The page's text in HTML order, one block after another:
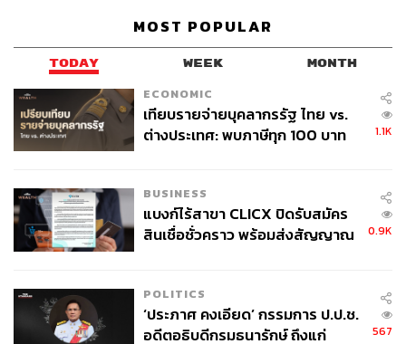
โรโนะ ให้สัมภาษณ์ด้วยความตื้นตันใจ หลังเธอผลักดัน
กฎหมายนี้ผ่านสภาสูงได้สำเร็จ
ภาพ: Spencer Platt / Getty Images
TAGS: StopAsianHate ความเกลียดชัง
อาชญากรรม
USA
กฎหมาย
359
MOST POPULAR
TODAY WEEK MONTH
ECONOMIC
เทียบรายจ่ายบุคลากรรัฐ ไทย vs.
ต่างประเทศ: พบภาษีทุก 100 บาท
1.1K
BUSINESS
แบงก์ไร้สาขา CLICX ปิดรับสมัคร
สินเชื่อชั่วคราว พร้อมส่งสัญญาณ
0.9K
POLITICS
‘ประภาศ คงเอียด’ กรรมการ ป.ป.ช.
อดีตอธิบดีกรมธนารักษ์ ถึงแก่
567